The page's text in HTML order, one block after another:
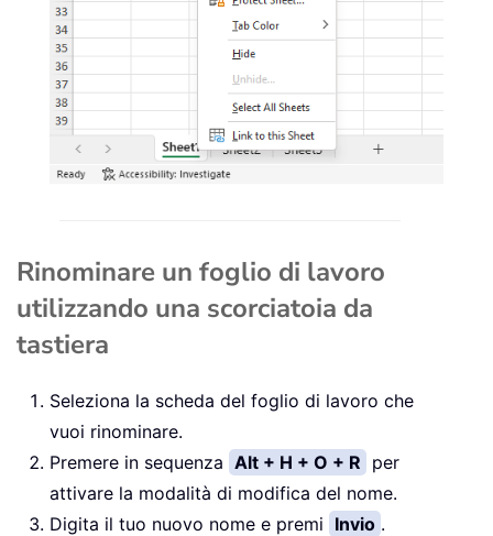
Rinominare un foglio di lavoro
utilizzando una scorciatoia da
tastiera
Seleziona la scheda del foglio di lavoro che
vuoi rinominare.
Premere in sequenza Alt + H + O + R per
attivare la modalità di modifica del nome.
Digita il tuo nuovo nome e premi Invio .